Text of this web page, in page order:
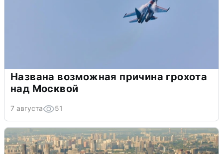
Названа возможная причина грохота
над Москвой
7 августа 51